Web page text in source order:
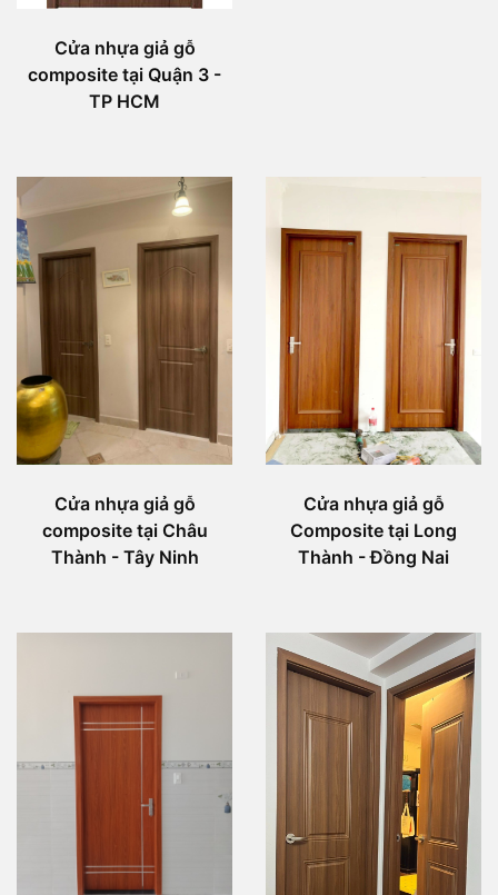
Cửa nhựa giả gỗ
composite tại Quận 3 -
TP HCM
Cửa nhựa giả gỗ
composite tại Châu
Thành - Tây Ninh
Cửa nhựa giả gỗ
Composite tại Long
Thành - Đồng Nai